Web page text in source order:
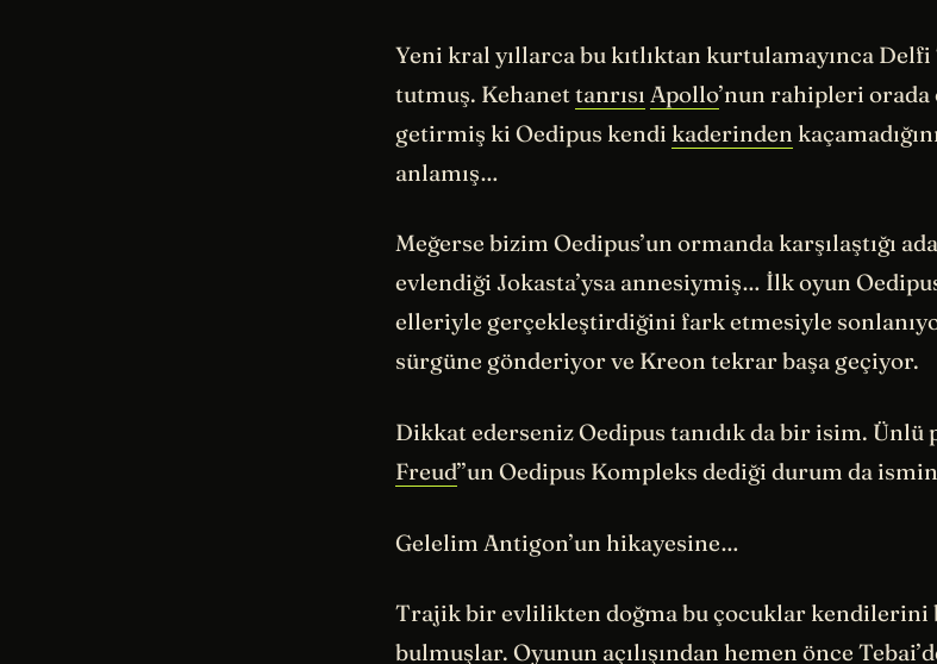
Yeni kral yıllarca bu kıtlıktan kurtulamayınca Delfi
tutmuş. Kehanettanrısı Apollo’nun rahipleri
getirmiş ki Oedipus kendi kaderinden
anlamış…
Meğerse bizim Oedipus’un ormanda karşılaştığı
evlendiği Jokasta’ysa annesiymiş… İlk oyun
elleriyle gerçekleştirdiğini fark etmesiyle
sürgüne gönderiyor ve Kreon tekrar başa geçiyor.
Dikkat ederseniz Oedipus tanıdık da bir isim.
Freud’’un Oedipus Kompleks dediği durum da
Gelelim Antigon’un hikayesine…
Trajik bir evlilikten doğma bu çocuklar kendilerini
bulmuşlar. Oyunun açılışından hemen önce